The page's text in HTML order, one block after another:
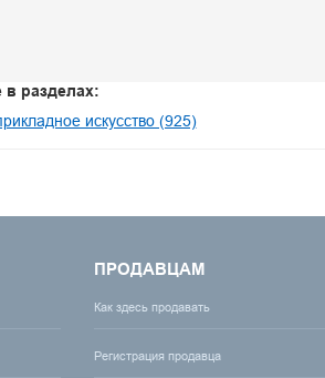
в разделах:
искусство (925)
ПРОДАВЦАМ
Как здесь продавать
Регистрация продавца